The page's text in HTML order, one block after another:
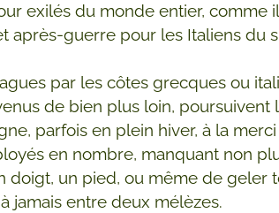
exilés du monde entier, comme
après-guerre pour les Italiens du
par les côtes grecques ou
de bien plus loin, poursuivent
parfois en plein hiver, à la
en nombre, manquant non
doigt, un pied, ou même de geler
jamais entre deux mélèzes.